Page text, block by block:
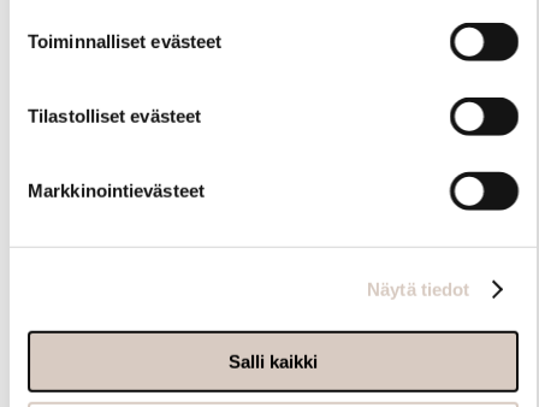
Toiminnalliset evästeet
Tilastolliset evästeet
Markkinointievästeet
Näytä tiedot
Salli kaikki
Hoito-ohjeet